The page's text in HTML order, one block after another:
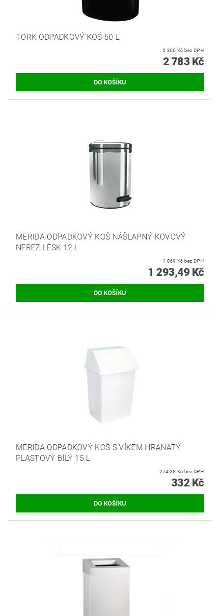
TORK ODPADKOVÝ KOŠ 50 L
2 300 Kč bez DPH
2 783 Kč
MERIDA ODPADKOVÝ KOŠ NÁŠLAPNÝ KOVOVÝ
NEREZ LESK 12 L
1 069 Kč bez DPH
1 293,49 Kč
MERIDA ODPADKOVÝ KOŠ S VÍKEM HRANATÝ
PLASTOVÝ BÍLÝ 15 L
274,38 Kč bez DPH
332 Kč